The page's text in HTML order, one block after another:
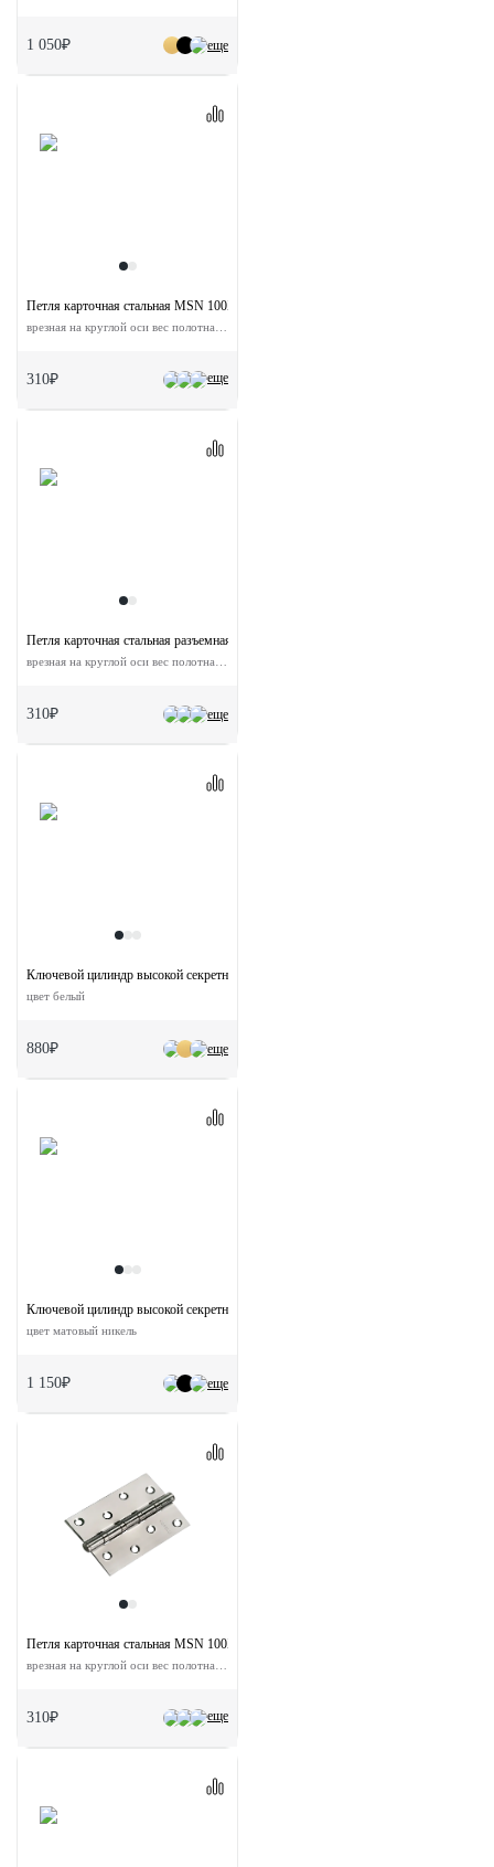
еще
1 050₽
еще
Петля карточная стальная MSN 100X70X2.5-4BB SG с подшипником
310₽
еще
Петля карточная стальная разъемная MSND 100X70X2.5 SN R с подшипником
310₽
еще
Ключевой цилиндр высокой секретности HS 60C W (60мм)
цвет белый
880₽
еще
Ключевой цилиндр высокой секретности HS 60CK SN с заверткой (60мм)
цвет матовый никель
1 150₽
еще
Петля карточная стальная MSN 100X70X2.5-4BB SN с подшипником
310₽